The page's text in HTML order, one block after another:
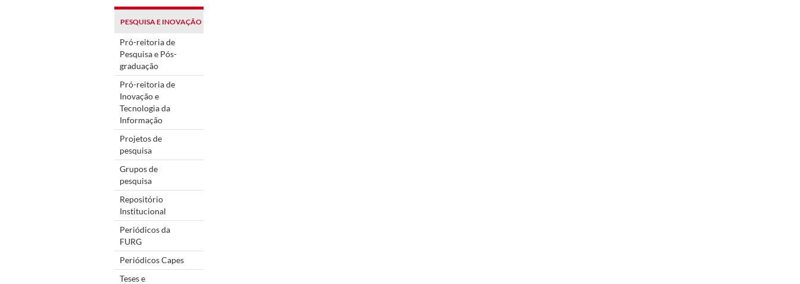
PESQUISA E INOVAÇÃO
Pró-reitoria de
Pesquisa e Pós-
graduação
Pró-reitoria de
Inovação e
Tecnologia da
Informação
Projetos de
pesquisa
Grupos de
pesquisa
Repositório
Institucional
Periódicos da
FURG
Periódicos Capes
Teses e